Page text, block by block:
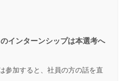
インターンシップは本選考へ
参加すると、社員の方の話を直